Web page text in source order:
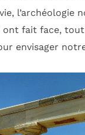
l’archéologie
ont fait face,
envisager